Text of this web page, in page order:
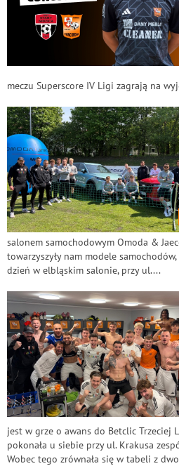
meczu Superscore IV Ligi zagrają na
salonem samochodowym Omoda &
towarzyszyły nam modele
dzień w elbląskim salonie, przy ul....
jest w grze o awans do Betclic Trzeciej
pokonała u siebie przy ul. Krakusa
Wobec tego zrównała się w tabeli z